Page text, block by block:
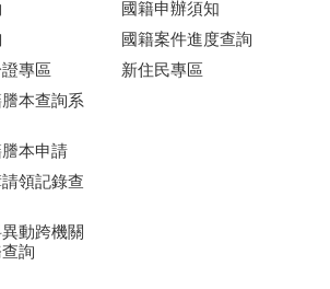
專區
本查詢系
本申請
領記錄查
動跨機關
詢
國籍申辦須知
國籍案件進度查詢
新住民專區